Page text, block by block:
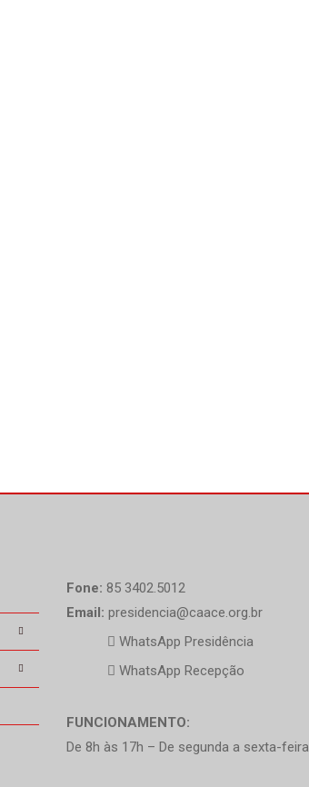
Fone: 85 3402.5012
Email: presidencia@caace.org.br
WhatsApp Presidência
WhatsApp Recepção
FUNCIONAMENTO:
De 8h às 17h – De segunda a sexta-feira